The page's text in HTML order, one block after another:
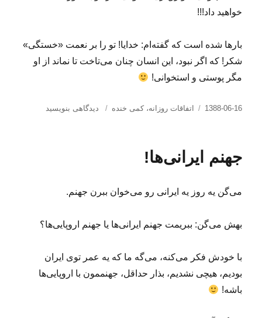
خواهید داد!!!
بارها شده است که گفته‌ام: خدایا! تو را بر نعمت «خستگی»
شکر! که اگر نبود، این انسان چنان می‌تاخت تا نماند از او
مگر پوستی و استخوانی!
ارسال
1388-06-16 دسته‌ها
اتفاقات روزانه،کمی خنده
برای
دیدگاهی بنویسید
جهنم ایرانی‌ها!
می‌گن یه روز یه ایرانی رو می‌خوان ببرن جهنم.
بهش می‌گن: ببریمت جهنم ایرانی‌ها یا جهنم اروپایی‌ها؟
با خودش فکر می‌کنه، می‌گه ما که یه عمر توی ایران
بودیم، هیچی نشدیم، بذار حداقل، جهنممون با اروپایی‌ها
باشه!